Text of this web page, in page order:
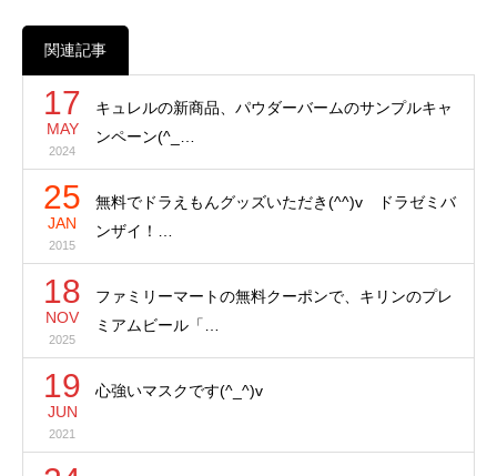
関連記事
17
MAY
2024
キュレルの新商品、パウダーバームのサンプルキャ
ンペーン(^_…
25
JAN
2015
無料でドラえもんグッズいただき(^^)v ドラゼミバ
ンザイ！…
18
NOV
2025
ファミリーマートの無料クーポンで、キリンのプレ
ミアムビール「…
19
JUN
2021
心強いマスクです(^_^)v